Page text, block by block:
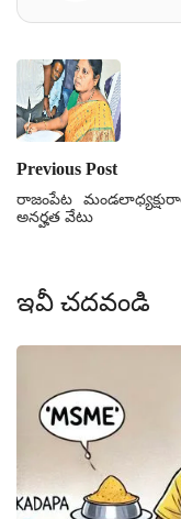
Previous Post
రాజంపేట
అనర్హత వేటు
ఇవీ చదవండి